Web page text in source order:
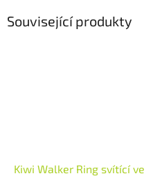
Související produkty
Kiwi Walker Ring svítící ve